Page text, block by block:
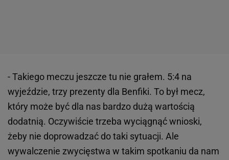
- Takiego meczu jeszcze tu nie grałem. 5:4 na
wyjeździe, trzy prezenty dla Benfiki. To był mecz,
który może być dla nas bardzo dużą wartością
dodatnią. Oczywiście trzeba wyciągnąć wnioski,
żeby nie doprowadzać do taki sytuacji. Ale
wywalczenie zwycięstwa w takim spotkaniu da nam